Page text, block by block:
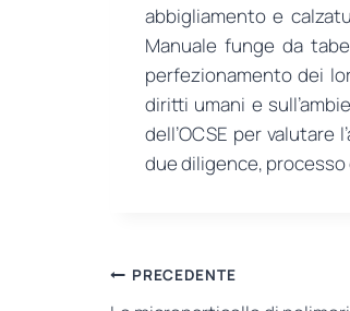
abbigliamento e
Manuale funge da
perfezionamento dei
diritti umani e
dell’OCSE per valutare
due diligence,
Navigazione
PRECEDENTE